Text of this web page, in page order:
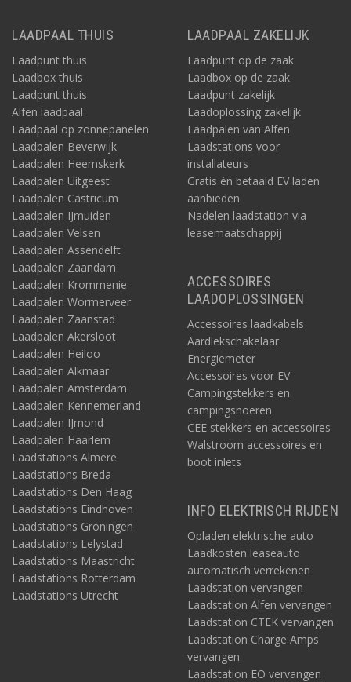
LAADPAAL THUIS
Laadpunt thuis
Laadbox thuis
Laadpunt thuis
Alfen laadpaal
Laadpaal op zonnepanelen
Laadpalen Beverwijk
Laadpalen Heemskerk
Laadpalen Uitgeest
Laadpalen Castricum
Laadpalen IJmuiden
Laadpalen Velsen
Laadpalen Assendelft
Laadpalen Zaandam
Laadpalen Krommenie
Laadpalen Wormerveer
Laadpalen Zaanstad
Laadpalen Akersloot
Laadpalen Heiloo
Laadpalen Alkmaar
Laadpalen Amsterdam
Laadpalen Kennemerland
Laadpalen IJmond
Laadpalen Haarlem
Laadstations Almere
Laadstations Breda
Laadstations Den Haag
Laadstations Eindhoven
Laadstations Groningen
Laadstations Lelystad
Laadstations Maastricht
Laadstations Rotterdam
Laadstations Utrecht
LAADPAAL ZAKELIJK
Laadpunt op de zaak
Laadbox op de zaak
Laadpunt zakelijk
Laadoplossing zakelijk
Laadpalen van Alfen
Laadstations voor
installateurs
Gratis én betaald EV laden
aanbieden
Nadelen laadstation via
leasemaatschappij
ACCESSOIRES
LAADOPLOSSINGEN
Accessoires laadkabels
Aardlekschakelaar
Energiemeter
Accessoires voor EV
Campingstekkers en
campingsnoeren
CEE stekkers en accessoires
Walstroom accessoires en
boot inlets
INFO ELEKTRISCH RIJDEN
Opladen elektrische auto
Laadkosten leaseauto
automatisch verrekenen
Laadstation vervangen
Laadstation Alfen vervangen
Laadstation CTEK vervangen
Laadstation Charge Amps
vervangen
Laadstation EO vervangen